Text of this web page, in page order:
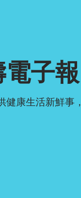
子報
健康生活新鮮事，